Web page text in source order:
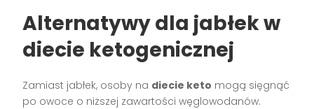
Alternatywy dla jabłek w
diecie ketogenicznej
Zamiast jabłek, osoby na diecie keto mogą sięgnąć
po owoce o niższej zawartości węglowodanów.